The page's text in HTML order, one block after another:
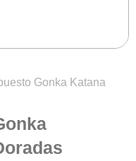
Gonka Katana